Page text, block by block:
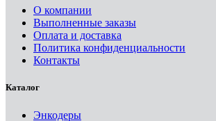
О компании
Выполненные заказы
Оплата и доставка
Политика конфиденциальности
Контакты
Каталог
Энкодеры